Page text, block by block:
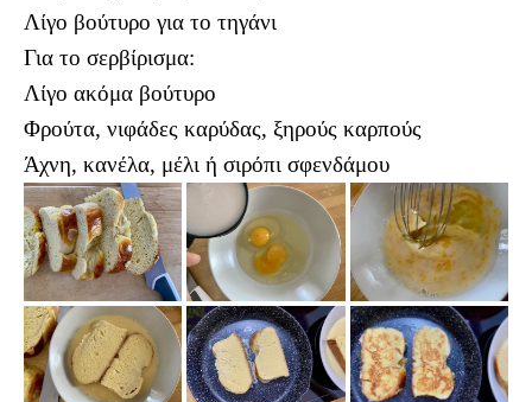
Λίγο βούτυρο για το τηγάνι
Για το σερβίρισμα:
Λίγο ακόμα βούτυρο
Φρούτα, νιφάδες καρύδας, ξηρούς καρπούς
Άχνη, κανέλα, μέλι ή σιρόπι σφενδάμου